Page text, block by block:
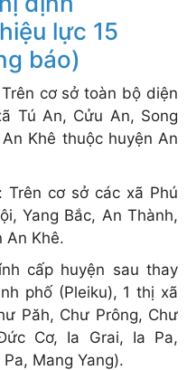
lực 15
báo)
cơ sở toàn bộ diện
Tú An, Cửu An, Song
Khê thuộc huyện An
Trên cơ sở các xã Phú
Yang Bắc, An Thành,
An Khê.
cấp huyện sau thay
phố (Pleiku), 1 thị xã
Păh, Chư Prông, Chư
Cơ, Ia Grai, Ia Pa,
Pa, Mang Yang).